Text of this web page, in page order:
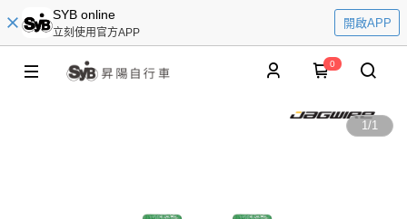
SYB online
立刻使用官方APP
開啟APP
0
1/1